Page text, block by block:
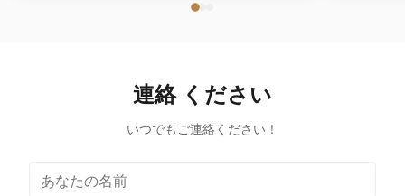
Customer can choose the color! Ultrasonic cleaning is
appropriate for the item to be cleaned and the type of
soiling present
連絡 ください
いつでもご連絡ください！